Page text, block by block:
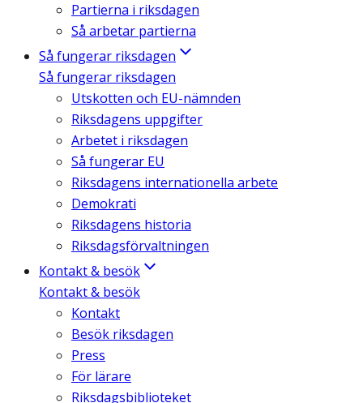
Partierna i riksdagen
Så arbetar partierna
Så fungerar riksdagen
Så fungerar riksdagen
Utskotten och EU-nämnden
Riksdagens uppgifter
Arbetet i riksdagen
Så fungerar EU
Riksdagens internationella arbete
Demokrati
Riksdagens historia
Riksdagsförvaltningen
Kontakt & besök
Kontakt & besök
Kontakt
Besök riksdagen
Press
För lärare
Riksdagsbiblioteket